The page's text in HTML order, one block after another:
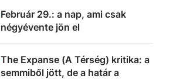
Február 29.: a nap, ami csak
négyévente jön el
The Expanse (A Térség) kritika: a
semmiből jött, de a határ a